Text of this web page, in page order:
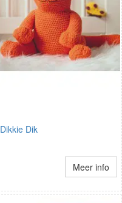
Dikkie Dik
Meer info